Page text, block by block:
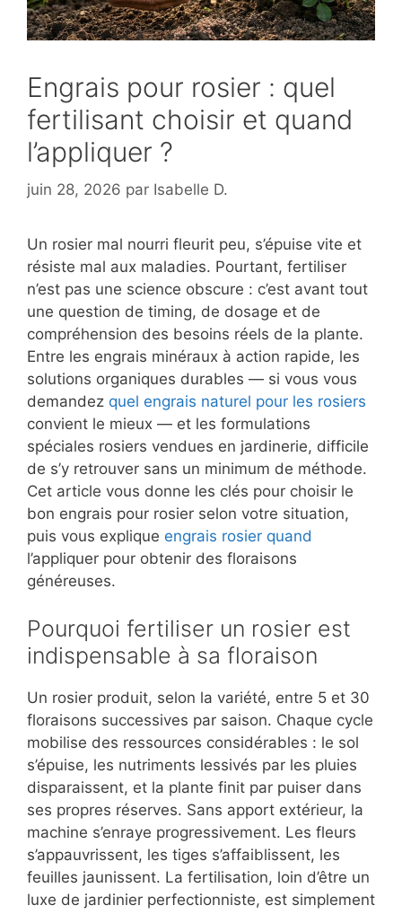
Engrais pour rosier : quel
fertilisant choisir et quand
l’appliquer ?
juin 28, 2026 par Isabelle D.
Un rosier mal nourri fleurit peu, s’épuise vite et
résiste mal aux maladies. Pourtant, fertiliser
n’est pas une science obscure : c’est avant tout
une question de timing, de dosage et de
compréhension des besoins réels de la plante.
Entre les engrais minéraux à action rapide, les
solutions organiques durables — si vous vous
demandez quel engrais naturel pour les rosiers
convient le mieux — et les formulations
spéciales rosiers vendues en jardinerie, difficile
de s’y retrouver sans un minimum de méthode.
Cet article vous donne les clés pour choisir le
bon engrais pour rosier selon votre situation,
puis vous explique engrais rosier quand
l’appliquer pour obtenir des floraisons
généreuses.
Pourquoi fertiliser un rosier est
indispensable à sa floraison
Un rosier produit, selon la variété, entre 5 et 30
floraisons successives par saison. Chaque cycle
mobilise des ressources considérables : le sol
s’épuise, les nutriments lessivés par les pluies
disparaissent, et la plante finit par puiser dans
ses propres réserves. Sans apport extérieur, la
machine s’enraye progressivement. Les fleurs
s’appauvrissent, les tiges s’affaiblissent, les
feuilles jaunissent. La fertilisation, loin d’être un
luxe de jardinier perfectionniste, est simplement